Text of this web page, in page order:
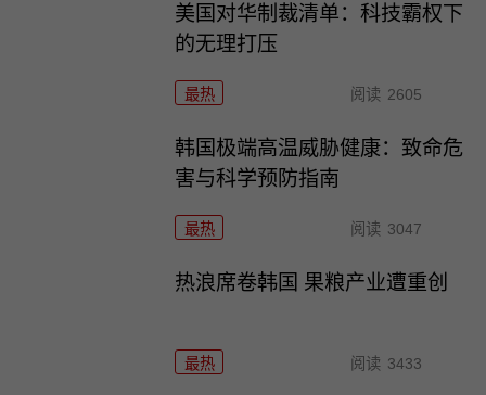
美国对华制裁清单：科技霸权下
的无理打压
最热 阅读 2605
韩国极端高温威胁健康：致命危
害与科学预防指南
最热 阅读 3047
热浪席卷韩国 果粮产业遭重创
最热 阅读 3433